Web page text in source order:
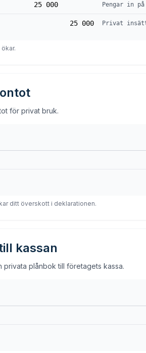
25 000 Pengar in
25 000 Privat
för privat bruk.
ditt överskott i deklarationen.
kassan
privata plånbok till företagets kassa.